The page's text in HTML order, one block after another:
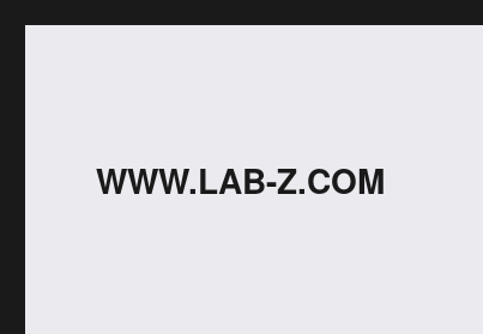
WWW.LAB-Z.COM